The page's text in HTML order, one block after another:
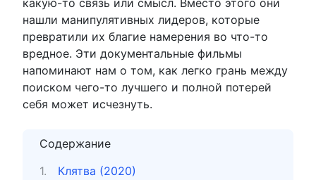
какую-то связь или смысл. Вместо этого они
нашли манипулятивных лидеров, которые
превратили их благие намерения во что-то
вредное. Эти документальные фильмы
напоминают нам о том, как легко грань между
поиском чего-то лучшего и полной потерей
себя может исчезнуть.
Содержание
Клятва (2020)